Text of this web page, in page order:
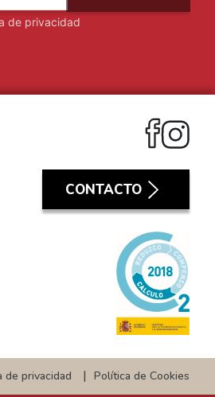
de privacidad
CONTACTO
de privacidad Política de Cookies